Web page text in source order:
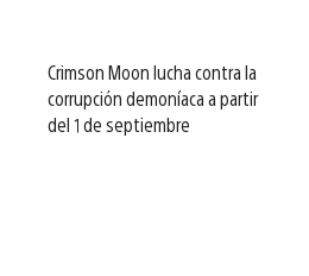
Crimson Moon lucha contra la
corrupción demoníaca a partir
del 1 de septiembre